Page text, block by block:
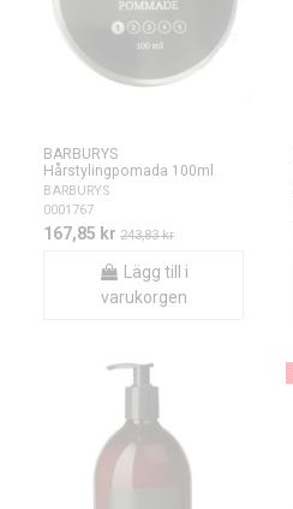
BARBURYS
Hårstylingpomada 100ml
BARBURYS
0001767
167,85 kr 243,83 kr
Lägg till i
varukorgen